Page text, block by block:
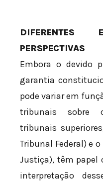
DIFERENTES
PERSPECTIVAS
Embora o devido
garantia
pode variar em
tribunais sobre
tribunais
Tribunal Federal) e
Justiça), têm
interpretação